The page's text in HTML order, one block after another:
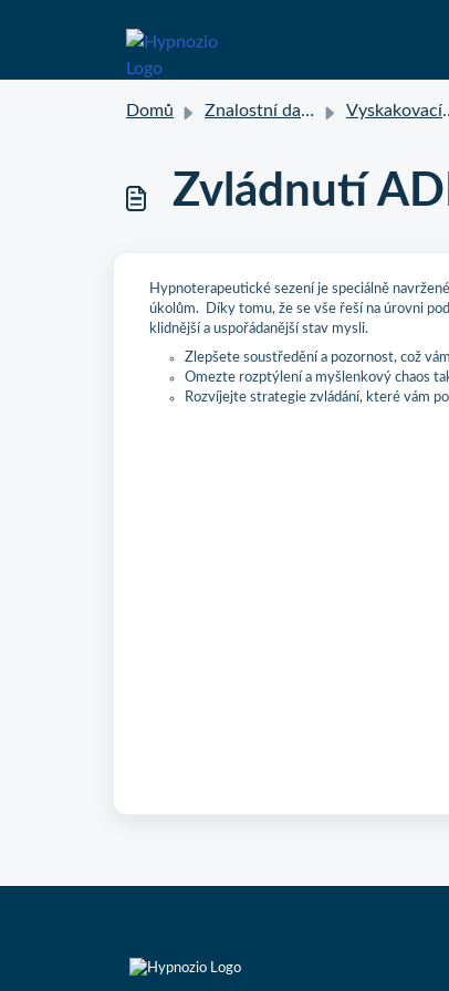
Domů Znalostní databáze Vyskakovací překlady
Zvládnutí
Hypnoterapeutické sezení je speciálně
úkolům. Díky tomu, že se vše řeší na úrovni
klidnější a uspořádanější stav mysli.
Zlepšete soustředění a pozornost, což
Omezte rozptýlení a myšlenkový chaos
Rozvíjejte strategie zvládání, které vám